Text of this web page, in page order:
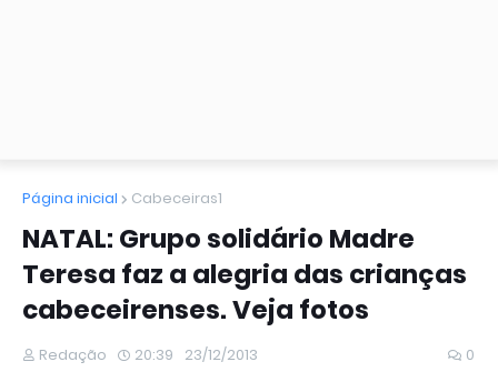
Página inicial Cabeceiras1
NATAL: Grupo solidário Madre
Teresa faz a alegria das crianças
cabeceirenses. Veja fotos
Redação 20:39 23/12/2013 0